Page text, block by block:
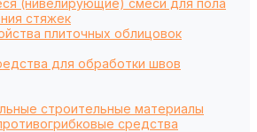
(нивелирующие) смеси для пола
стяжек
плиточных облицовок
для обработки швов
строительные материалы
средства